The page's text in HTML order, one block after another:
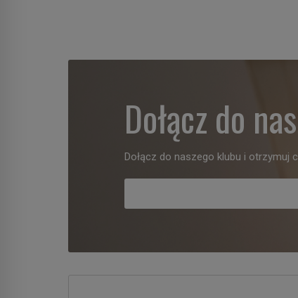
Dołącz do
Dołącz do naszego klubu i otrzymuj